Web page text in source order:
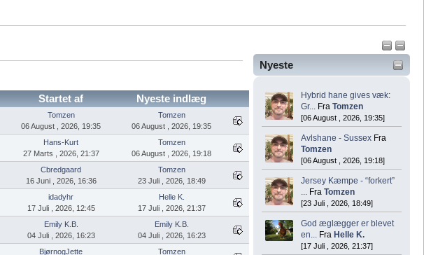
Nyeste
Hybrid hane gives væk:
Gr... Fra Tomzen
[06 August , 2026, 19:35]
Avlshane - Sussex Fra
Tomzen
[06 August , 2026, 19:18]
Jersey Kæmpe - “forkert”
... Fra Tomzen
[23 Juli , 2026, 18:49]
God æglægger er blevet
en... Fra Helle K.
[17 Juli , 2026, 21:37]
Startet af Nyeste indlæg
Tomzen
06 August , 2026, 19:35
Tomzen
06 August , 2026, 19:35
Hans-Kurt
27 Marts , 2026, 21:37
Tomzen
06 August , 2026, 19:18
Cbredgaard
16 Juni , 2026, 16:36
Tomzen
23 Juli , 2026, 18:49
idadyhr
17 Juli , 2026, 12:45
Helle K.
17 Juli , 2026, 21:37
Emily K.B.
04 Juli , 2026, 16:23
Emily K.B.
04 Juli , 2026, 16:23
BjørnogJette
Tomzen